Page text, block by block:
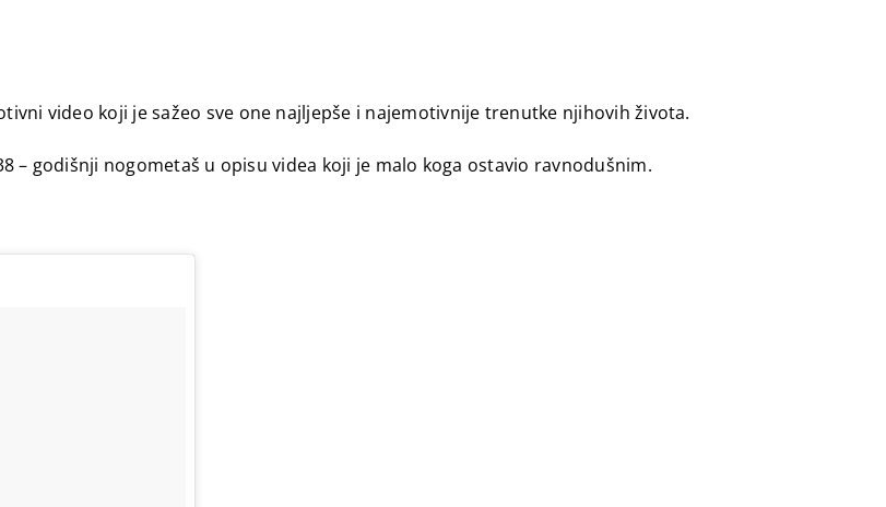
video koji je sažeo sve one najljepše i najemotivnije trenutke njihovih života.
– godišnji nogometaš u opisu videa koji je malo koga ostavio ravnodušnim.